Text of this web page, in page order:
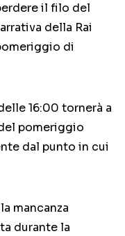
il filo del
della Rai
di
16:00 tornerà a
pomeriggio
dal punto in cui
mancanza
durante la